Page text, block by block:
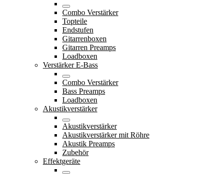
Combo Verstärker
Topteile
Endstufen
Gitarrenboxen
Gitarren Preamps
Loadboxen
Verstärker E-Bass
Combo Verstärker
Bass Preamps
Loadboxen
Akustikverstärker
Akustikverstärker
Akustikverstärker mit Röhre
Akustik Preamps
Zubehör
Effektgeräte